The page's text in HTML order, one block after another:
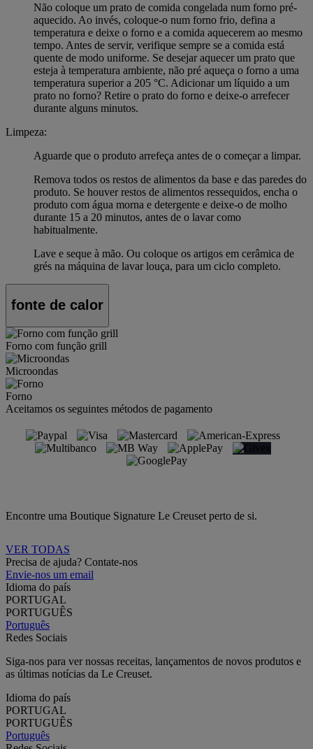
Não coloque um prato de comida congelada num forno pré-
aquecido. Ao invés, coloque-o num forno frio, defina a
temperatura e deixe o forno e a comida aquecerem ao mesmo
tempo. Antes de servir, verifique sempre se a comida está
quente de modo uniforme. Se desejar aquecer um prato que
esteja à temperatura ambiente, não pré aqueça o forno a uma
temperatura superior a 205 °C. Adicionar um líquido a um
prato no forno? Retire o prato do forno e deixe-o arrefecer
durante alguns minutos.
Limpeza:
Aguarde que o produto arrefeça antes de o começar a limpar.
Remova todos os restos de alimentos da base e das paredes do
produto. Se houver restos de alimentos ressequidos, encha o
produto com água morna e detergente e deixe-o de molho
durante 15 a 20 minutos, antes de o lavar como
habitualmente.
Lave e seque à mão. Ou coloque os artigos em cerâmica de
grés na máquina de lavar louça, para um ciclo completo.
fonte de calor
Forno com função grill
Microondas
Forno
Aceitamos os seguintes métodos de pagamento
Encontre uma Boutique Signature Le Creuset perto de si.
VER TODAS
Precisa de ajuda? Contate-nos
Envie-nos um email
Idioma do país
PORTUGAL
PORTUGUÊS
Português
Redes Sociais
Siga-nos para ver nossas receitas, lançamentos de novos produtos e
as últimas notícias da Le Creuset.
Idioma do país
PORTUGAL
PORTUGUÊS
Português